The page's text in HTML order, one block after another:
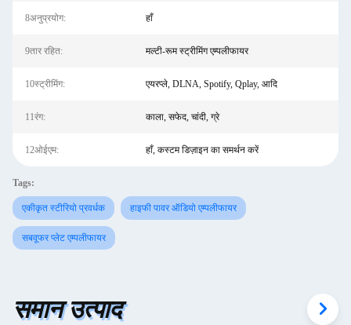
8अनुप्रयोग: हाँ
9तार रहित: मल्टी-रूम स्ट्रीमिंग एम्पलीफायर
10स्ट्रीमिंग: एयरप्ले, DLNA, Spotify, Qplay, आदि
11रंग: काला, सफेद, चांदी, ग्रे
12ओईएम: हाँ, कस्टम डिज़ाइन का समर्थन करें
Tags:
एकीकृत स्टीरियो प्रवर्धक हाइफी पावर ऑडियो एम्पलीफायर
सबवूफर प्लेट एम्पलीफायर
समान उत्पाद